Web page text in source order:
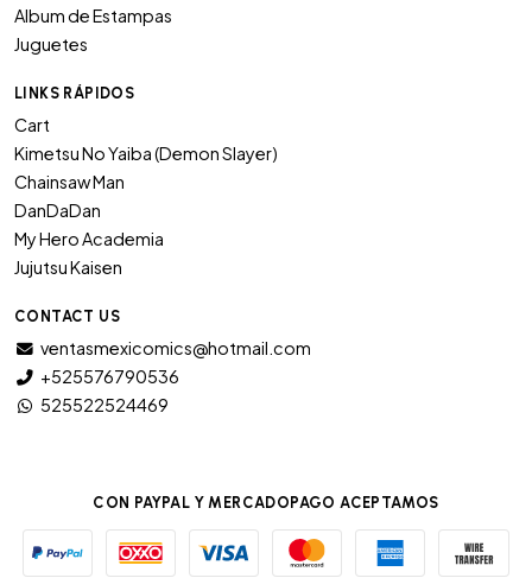
Album de Estampas
Juguetes
LINKS RÁPIDOS
Cart
Kimetsu No Yaiba (Demon Slayer)
Chainsaw Man
DanDaDan
My Hero Academia
Jujutsu Kaisen
CONTACT US
ventasmexicomics@hotmail.com
+525576790536
525522524469
CON PAYPAL Y MERCADOPAGO ACEPTAMOS